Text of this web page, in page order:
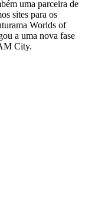
uma parceira de
sites para os
Worlds of
a uma nova fase
City.